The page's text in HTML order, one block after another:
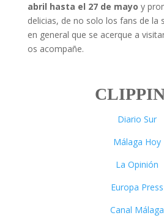
abril hasta el 27 de mayo y
delicias, de no solo los fans de la
en general que se acerque a
os acompañe.
Diario Sur
Málaga Hoy
La Opinión
Europa Press
Canal Málaga